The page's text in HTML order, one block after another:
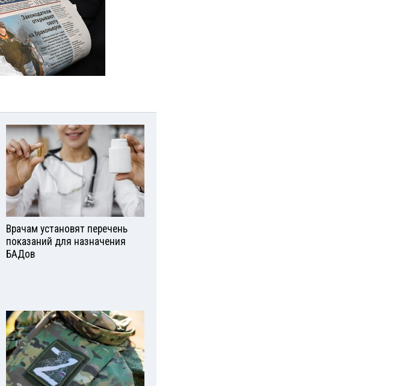
Врачам установят перечень
показаний для назначения
БАДов